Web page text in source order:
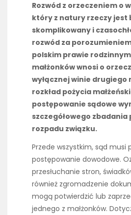
Rozwód z orzeczeniem o
który z natury rzeczy jest
skomplikowany i
rozwód za
polskim prawie
małżonków wnosi o
wyłącznej winie drugiego
rozkład pożycia
postępowanie sądowe
szczegółowego zbadania
rozpadu związku.
Przede wszystkim, sąd musi
postępowanie dowodowe.
przesłuchanie stron,
również zgromadzenie
mogą potwierdzić lub
jednego z małżonków.